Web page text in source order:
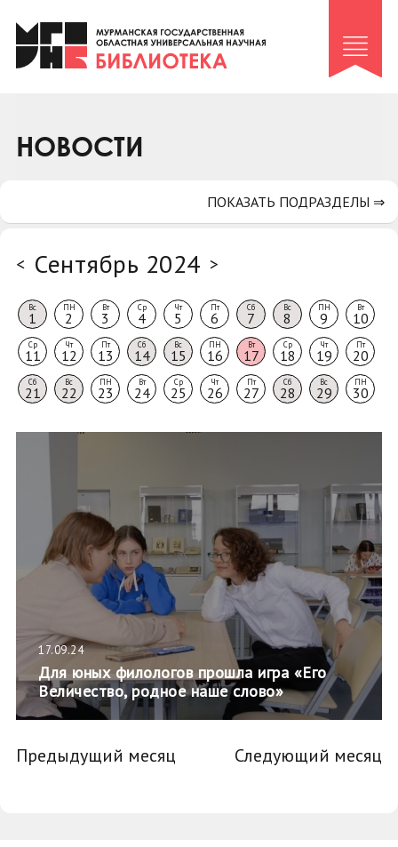
Клуб «Гиря и сельдерей»
Клуб «Семейный архив»
Коллегам
НОВОСТИ
< Сентябрь 2024 >
Вс
1
ПН
2
Вт
3
Ср
4
Чт
5
Пт
6
Сб
7
Вс
8
ПН
9
Вт
10
Ср
11
Чт
12
Пт
13
Сб
14
Вс
15
ПН
16
Вт
17
Ср
18
Чт
19
Пт
20
Сб
21
Вс
22
ПН
23
Вт
24
Ср
25
Чт
26
Пт
27
Сб
28
Вс
29
ПН
30
17.09.24
Для юных филологов прошла игра «Его
Величество, родное наше слово»
Предыдущий месяц Следующий месяц
ПОКАЗАТЬ ПОДРАЗДЕЛЫ ⇒